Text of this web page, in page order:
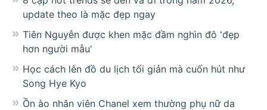
update theo là mặc đẹp ngay
Tiên Nguyễn được khen mặc đầm nghìn đô 'đẹp
hơn người mẫu'
Học cách lên đồ du lịch tối giản mà cuốn hút như
Song Hye Kyo
Ồn ào nhân viên Chanel xem thường phụ nữ da